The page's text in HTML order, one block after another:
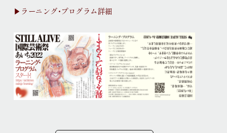
▶ラーニング・プログラム詳細